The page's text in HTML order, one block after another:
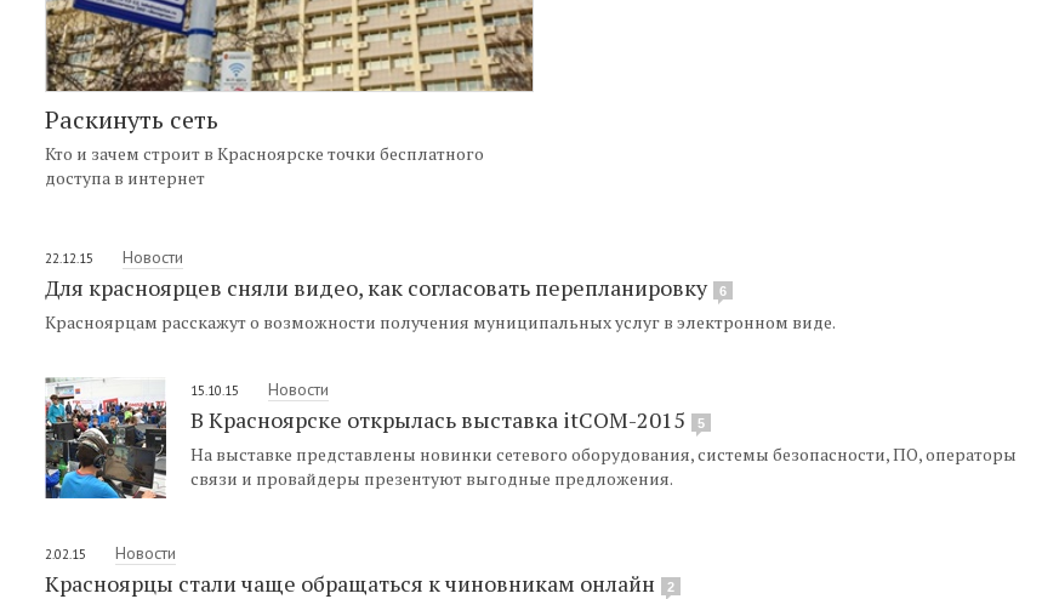
Раскинуть сеть
Кто и зачем строит в Красноярске точки бесплатного
доступа в интернет
22.12.15 Новости
Для красноярцев сняли видео, как согласовать перепланировку 6
Красноярцам расскажут о возможности получения муниципальных услуг в электронном виде.
15.10.15 Новости
В Красноярске открылась выставка itCOM-2015 5
На выставке представлены новинки сетевого оборудования, системы безопасности, ПО, операторы
связи и провайдеры презентуют выгодные предложения.
2.02.15 Новости
Красноярцы стали чаще обращаться к чиновникам онлайн 2